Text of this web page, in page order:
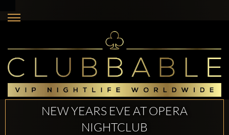
NEW YEARS EVE AT OPERA
NIGHTCLUB